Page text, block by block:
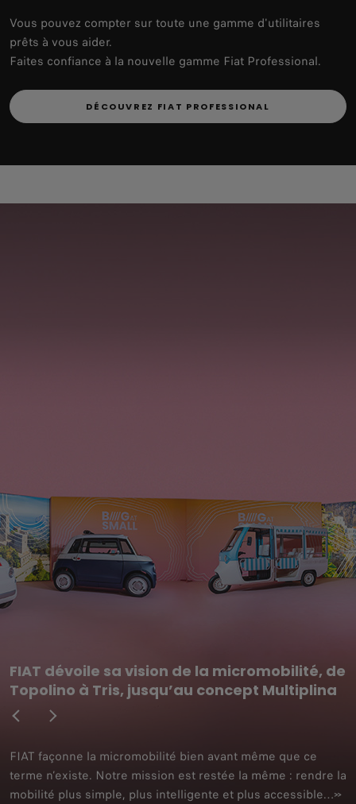
Vous pouvez compter sur toute une gamme d'utilitaires
prêts à vous aider.
Faites confiance à la nouvelle gamme Fiat Professional.
DÉCOUVREZ FIAT PROFESSIONAL
FIAT dévoile sa vision de la micromobilité, de
Topolino à Tris, jusqu’au concept Multiplina
FIAT façonne la micromobilité bien avant même que ce
terme n’existe. Notre mission est restée la même : rendre la
mobilité plus simple, plus intelligente et plus accessible…»